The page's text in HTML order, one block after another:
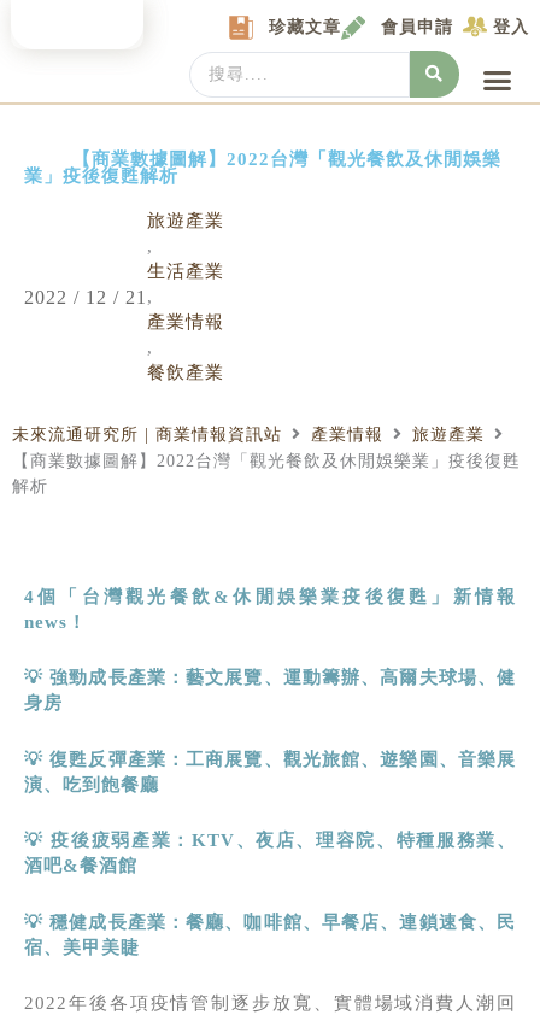
珍藏文章 會員申請 登入
Search
...
【商業數據圖解】2022台灣「觀光餐飲及休閒娛樂
業」疫後復甦解析
2022 / 12 / 21
旅遊產業
,
生活產業
,
產業情報
,
餐飲產業
未來流通研究所 | 商業情報資訊站 產業情報
旅遊產業
【商業數據圖解】2022台灣「觀光餐飲及休閒娛樂業」疫後復甦
解析
4個「台灣觀光餐飲 & 休閒娛樂業疫後復甦」新情報
news ！
💡強勁成長產業：藝文展覽、運動籌辦、高爾夫球場、健
身房
💡復甦反彈產業：工商展覽、觀光旅館、遊樂園、音樂展
演、吃到飽餐廳
💡疫後疲弱產業 ： KTV、夜店、理容院、特種服務業、
酒吧&餐酒館
💡穩健成長產業：餐廳、咖啡館、早餐店、連鎖速食、民
宿、美甲美睫
2022年後各項疫情管制逐步放寬、實體場域消費人潮回